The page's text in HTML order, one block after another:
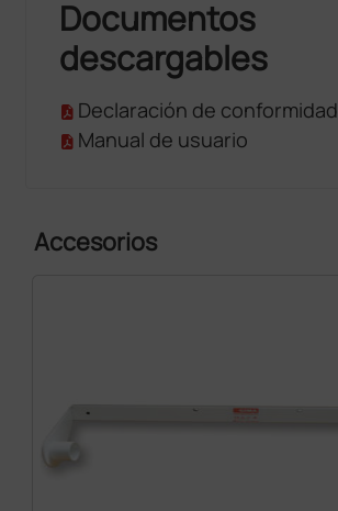
Documentos
descargables
Declaración de conformidad
Manual de usuario
Accesorios